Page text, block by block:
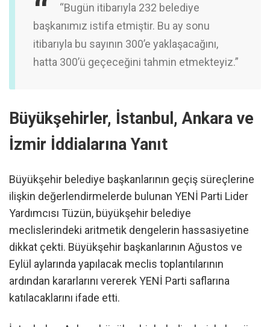
“Bugün itibarıyla 232 belediye
başkanımız istifa etmiştir. Bu ay sonu
itibarıyla bu sayının 300’e yaklaşacağını,
hatta 300’ü geçeceğini tahmin etmekteyiz.”
Büyükşehirler, İstanbul, Ankara ve
İzmir İddialarına Yanıt
Büyükşehir belediye başkanlarının geçiş süreçlerine
ilişkin değerlendirmelerde bulunan YENİ Parti Lider
Yardımcısı Tüzün, büyükşehir belediye
meclislerindeki aritmetik dengelerin hassasiyetine
dikkat çekti. Büyükşehir başkanlarının Ağustos ve
Eylül aylarında yapılacak meclis toplantılarının
ardından kararlarını vererek YENİ Parti saflarına
katılacaklarını ifade etti.